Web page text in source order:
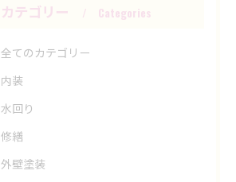
カテゴリー Categories
全てのカテゴリー
内装
水回り
修繕
外壁塗装